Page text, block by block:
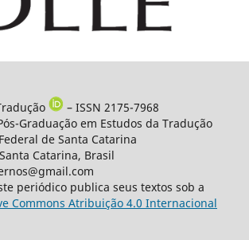
– ISSN 2175-7968
Graduação em Estudos da Tradução
de Santa Catarina
Catarina, Brasil
periódico publica seus textos sob a
Commons Atribuição 4.0 Internacional